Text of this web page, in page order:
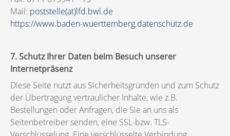
Mail: poststelle(at)lfd.bwl.de
https://www.baden-wuerttemberg.datenschutz.de
7. Schutz Ihrer Daten beim Besuch unserer
Internetpräsenz
Diese Seite nutzt aus Sicherheitsgründen und zum Schutz
der Übertragung vertraulicher Inhalte, wie z.B.
Bestellungen oder Anfragen, die Sie an uns als
Seitenbetreiber senden, eine SSL-bzw. TLS-